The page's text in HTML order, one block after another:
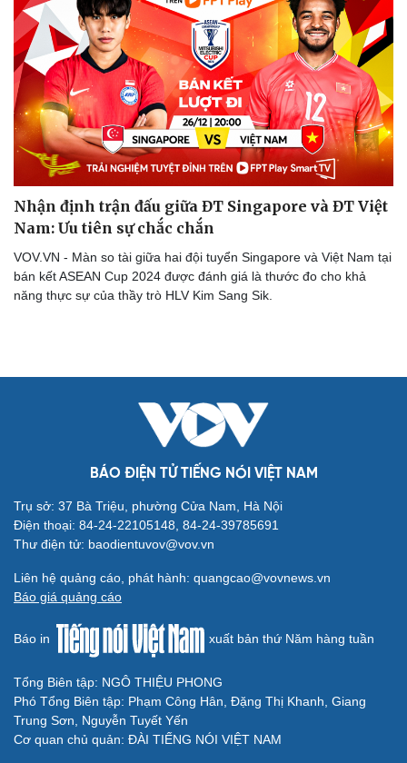
Săn Tour
check-in
Đọc truyện đêm khuya
Cửa sổ tình yêu
Kể chuyện cho bé
Hạt giống tâm hồn
Cải chính
Nhận định trận đấu giữa ĐT Singapore và ĐT Việt
Nam: Ưu tiên sự chắc chắn
VOV.VN - Màn so tài giữa hai đội tuyển Singapore và Việt Nam tại
bán kết ASEAN Cup 2024 được đánh giá là thước đo cho khả
năng thực sự của thầy trò HLV Kim Sang Sik.
BÁO ĐIỆN TỬ TIẾNG NÓI VIỆT NAM
Trụ sở: 37 Bà Triệu, phường Cửa Nam, Hà Nội
Điện thoại: 84-24-22105148, 84-24-39785691
Thư điện tử: baodientuvov@vov.vn
Liên hệ quảng cáo, phát hành: quangcao@vovnews.vn
Báo giá quảng cáo
Báo in xuất bản thứ Năm hàng tuần
Tổng Biên tập: NGÔ THIỆU PHONG
Phó Tổng Biên tập: Phạm Công Hân, Đặng Thị Khanh, Giang
Trung Sơn, Nguyễn Tuyết Yến
Cơ quan chủ quản: ĐÀI TIẾNG NÓI VIỆT NAM